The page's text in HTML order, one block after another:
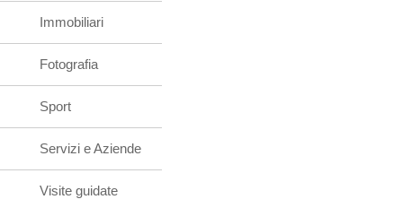
Immobiliari
Fotografia
Sport
Servizi e Aziende
Visite guidate